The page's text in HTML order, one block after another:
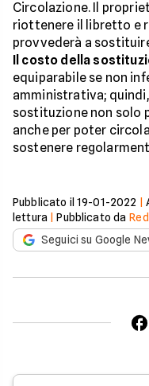
Circolazione. Il
riottenere il libretto e
provvederà a
Il costo della
equiparabile se non
amministrativa;
sostituzione non solo
anche per poter
sostenere
Pubblicato il 19-01-2022
lettura |Pubblicato da
Seguici su Google